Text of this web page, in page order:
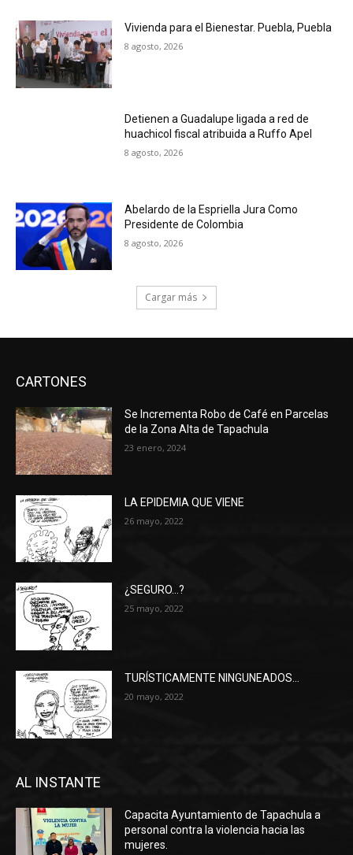
Vivienda para el Bienestar. Puebla, Puebla
8 agosto, 2026
Detienen a Guadalupe ligada a red de
huachicol fiscal atribuida a Ruffo Apel
8 agosto, 2026
Abelardo de la Espriella Jura Como
Presidente de Colombia
8 agosto, 2026
Cargar más
CARTONES
Se Incrementa Robo de Café en Parcelas
de la Zona Alta de Tapachula
23 enero, 2024
LA EPIDEMIA QUE VIENE
26 mayo, 2022
¿SEGURO…?
25 mayo, 2022
TURÍSTICAMENTE NINGUNEADOS…
20 mayo, 2022
AL INSTANTE
Capacita Ayuntamiento de Tapachula a
personal contra la violencia hacia las
mujeres.